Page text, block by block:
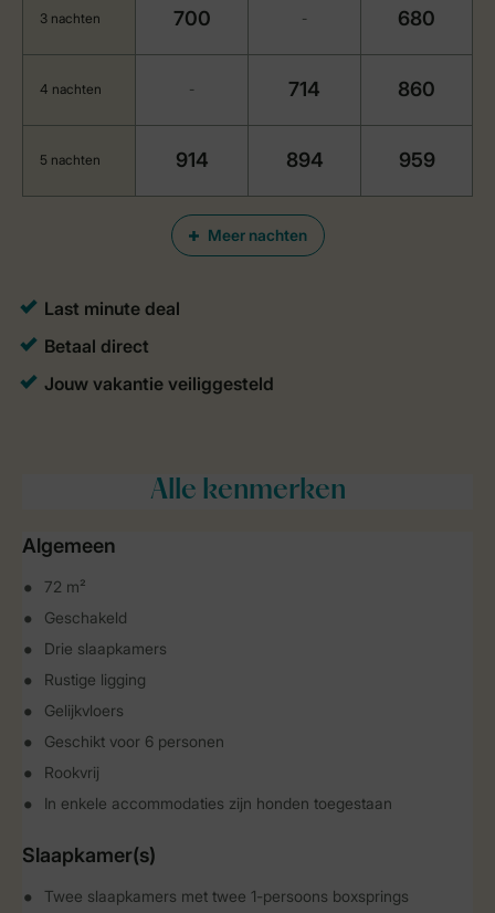
Meer nachten
3 nachten 700 - 680
4 nachten - 714 860
5 nachten 914 894 959
Alle kenmerken
Algemeen
72 m²
Geschakeld
Drie slaapkamers
Rustige ligging
Gelijkvloers
Geschikt voor 6 personen
Rookvrij
In enkele accommodaties zijn honden toegestaan
Slaapkamer(s)
Twee slaapkamers met twee 1-persoons boxsprings